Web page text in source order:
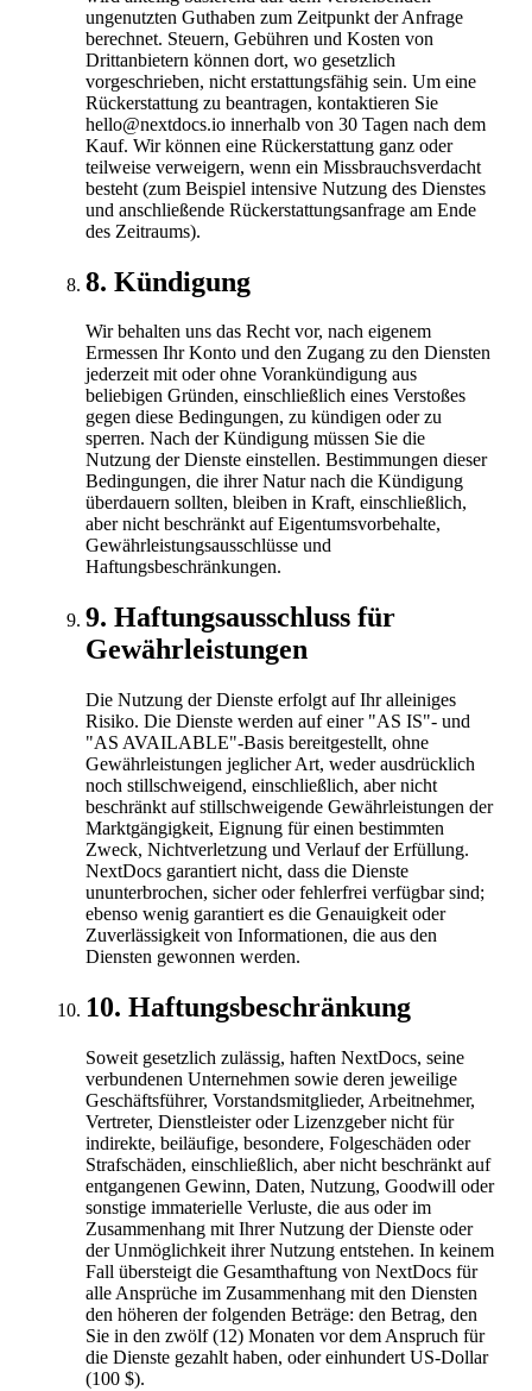
ungenutzten Guthaben zum Zeitpunkt der Anfrage
berechnet. Steuern, Gebühren und Kosten von
Drittanbietern können dort, wo gesetzlich
vorgeschrieben, nicht erstattungsfähig sein. Um eine
Rückerstattung zu beantragen, kontaktieren Sie
hello@nextdocs.io innerhalb von 30 Tagen nach dem
Kauf. Wir können eine Rückerstattung ganz oder
teilweise verweigern, wenn ein Missbrauchsverdacht
besteht (zum Beispiel intensive Nutzung des Dienstes
und anschließende Rückerstattungsanfrage am Ende
des Zeitraums).
8. Kündigung
Wir behalten uns das Recht vor, nach eigenem
Ermessen Ihr Konto und den Zugang zu den Diensten
jederzeit mit oder ohne Vorankündigung aus
beliebigen Gründen, einschließlich eines Verstoßes
gegen diese Bedingungen, zu kündigen oder zu
sperren. Nach der Kündigung müssen Sie die
Nutzung der Dienste einstellen. Bestimmungen dieser
Bedingungen, die ihrer Natur nach die Kündigung
überdauern sollten, bleiben in Kraft, einschließlich,
aber nicht beschränkt auf Eigentumsvorbehalte,
Gewährleistungsausschlüsse und
Haftungsbeschränkungen.
9. Haftungsausschluss für
Gewährleistungen
Die Nutzung der Dienste erfolgt auf Ihr alleiniges
Risiko. Die Dienste werden auf einer "AS IS"- und
"AS AVAILABLE"-Basis bereitgestellt, ohne
Gewährleistungen jeglicher Art, weder ausdrücklich
noch stillschweigend, einschließlich, aber nicht
beschränkt auf stillschweigende Gewährleistungen der
Marktgängigkeit, Eignung für einen bestimmten
Zweck, Nichtverletzung und Verlauf der Erfüllung.
NextDocs garantiert nicht, dass die Dienste
ununterbrochen, sicher oder fehlerfrei verfügbar sind;
ebenso wenig garantiert es die Genauigkeit oder
Zuverlässigkeit von Informationen, die aus den
Diensten gewonnen werden.
10. Haftungsbeschränkung
Soweit gesetzlich zulässig, haften NextDocs, seine
verbundenen Unternehmen sowie deren jeweilige
Geschäftsführer, Vorstandsmitglieder, Arbeitnehmer,
Vertreter, Dienstleister oder Lizenzgeber nicht für
indirekte, beiläufige, besondere, Folgeschäden oder
Strafschäden, einschließlich, aber nicht beschränkt auf
entgangenen Gewinn, Daten, Nutzung, Goodwill oder
sonstige immaterielle Verluste, die aus oder im
Zusammenhang mit Ihrer Nutzung der Dienste oder
der Unmöglichkeit ihrer Nutzung entstehen. In keinem
Fall übersteigt die Gesamthaftung von NextDocs für
alle Ansprüche im Zusammenhang mit den Diensten
den höheren der folgenden Beträge: den Betrag, den
Sie in den zwölf (12) Monaten vor dem Anspruch für
die Dienste gezahlt haben, oder einhundert US-Dollar
(100 $).